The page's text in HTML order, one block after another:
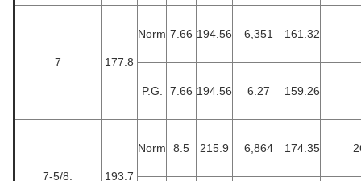
7 177.8
Norm 7.66 194.56 6,351 161.32
P.G. 7.66 194.56 6.27 159.26
7-5/8. 193.7
Norm 8.5 215.9 6,864 174.35